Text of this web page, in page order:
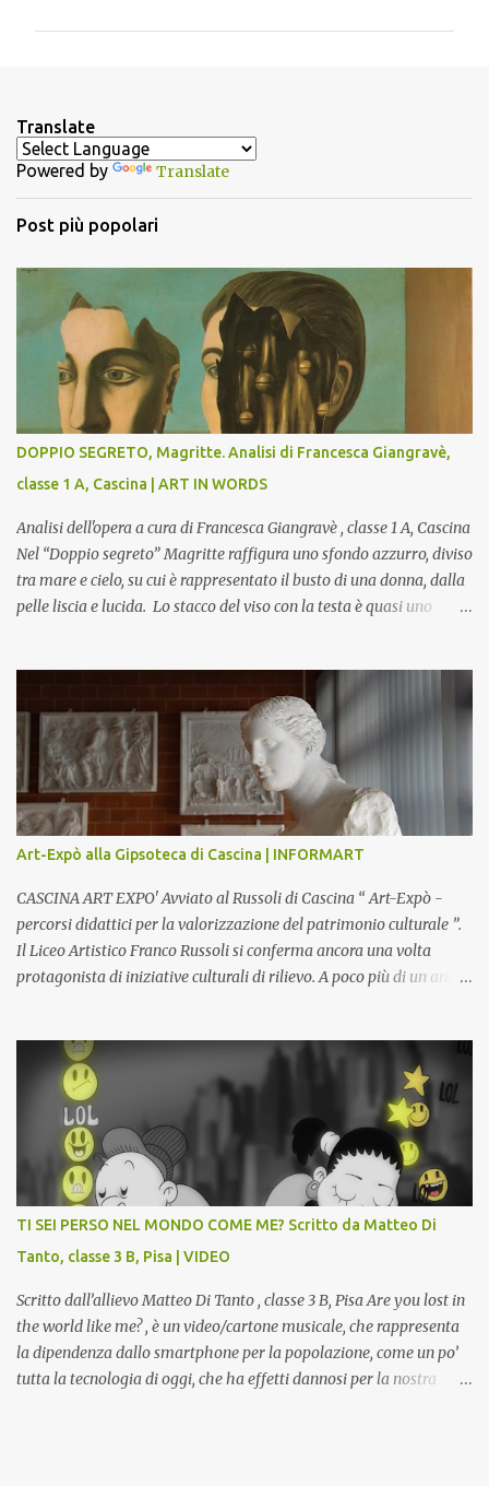
t
i
Translate
Powered by Translate
Post più popolari
DOPPIO SEGRETO, Magritte. Analisi di Francesca Giangravè,
classe 1 A, Cascina | ART IN WORDS
Analisi dell'opera a cura di Francesca Giangravè , classe 1 A, Cascina
Nel “Doppio segreto” Magritte raffigura uno sfondo azzurro, diviso
tra mare e cielo, su cui è rappresentato il busto di una donna, dalla
pelle liscia e lucida. Lo stacco del viso con la testa è quasi uno
un motivo che Magritte propone frequentemente nelle sue opere,
che in questo caso assumono un aspetto minaccioso, come se si
trattasse di un qualcosa di malinconico, sia per il colore che per la
consistenza del materiale. L’enigma che reca l’immagine, un volto
staccato, con uno sguardo fisso, il cui non si capisce se esso è un
uomo una donna, con l’espressione rigida. Magritte, il maestro
dello straniamento della visione, costruisce un’immagine tanto
meticolosa e nitida quanto assurda e inquietante. Uno
sdoppiamento del soggetto come spesso a...
Art-Expò alla Gipsoteca di Cascina | INFORMART
CASCINA ART EXPO' Avviato al Russoli di Cascina “ Art-Expò -
percorsi didattici per la valorizzazione del patrimonio culturale ”.
Il Liceo Artistico Franco Russoli si conferma ancora una volta
protagonista di iniziative culturali di rilievo. A poco più di un anno
valorizzazione del patrimonio storico artistico dell’ex Istituto
d’Arte, finanziato dal Miur a valere sui Bandi PON, che trasformerà
la Gipsoteca in un laboratorio didattico.Venti ragazzi del Liceo
potranno studiare e riscoprire: i Gessi storici dell’ex-Istituto d’Arte,
attualmente musealizzati nella Gipsoteca della Biblioteca
Comunale "Peppino Impastato" di Cascina. Quadri, disegni,
progetti di arredamento e di mobili, intarsi ed intagli lignei
da allievi e studenti dell’Istituto d’Arte durante il...
TI SEI PERSO NEL MONDO COME ME? Scritto da Matteo Di
Tanto, classe 3 B, Pisa | VIDEO
Scritto dall’allievo Matteo Di Tanto , classe 3 B, Pisa Are you lost in
the world like me? , è un video/cartone musicale, che rappresenta
la dipendenza dallo smartphone per la popolazione, come un po’
tutta la tecnologia di oggi, che ha effetti dannosi per la nostra